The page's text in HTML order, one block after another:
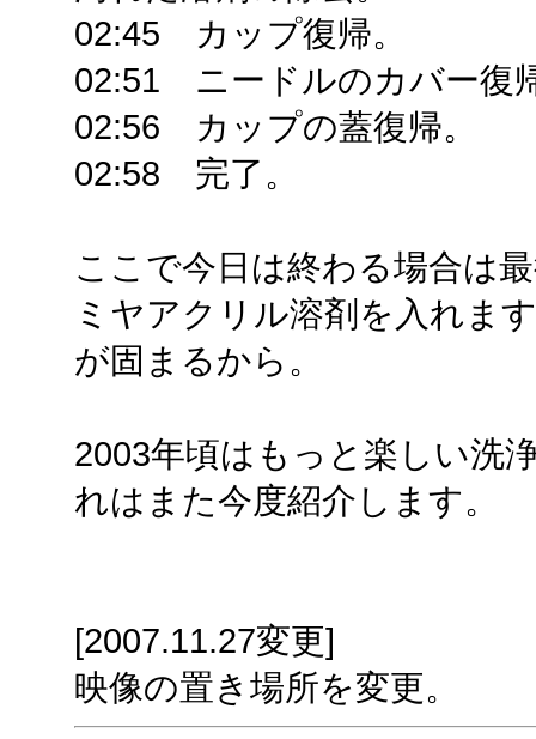
02:45 カップ復帰。
02:51 ニードルのカバー復
02:56 カップの蓋復帰。
02:58 完了。
ここで今日は終わる場合は
ミヤアクリル溶剤を入れま
が固まるから。
2003年頃はもっと楽しい洗
れはまた今度紹介します。
[2007.11.27変更]
映像の置き場所を変更。